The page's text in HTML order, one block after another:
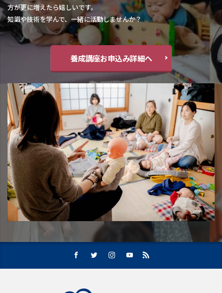
方が更に増えたら嬉しいです。
知識や技術を学んで、一緒に活動しませんか？
養成講座お申込み詳細へ